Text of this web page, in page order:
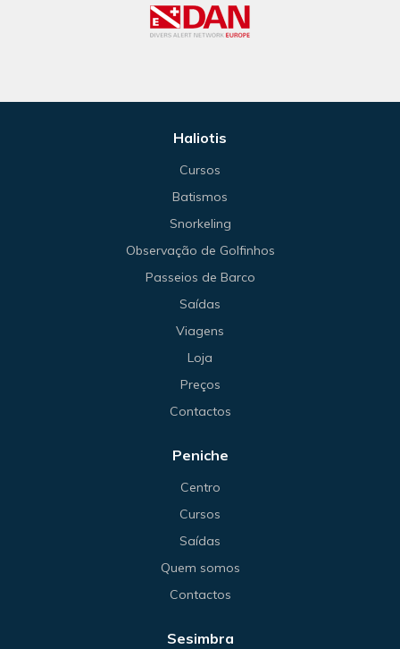
Haliotis
Cursos
Batismos
Snorkeling
Observação de Golfinhos
Passeios de Barco
Saídas
Viagens
Loja
Preços
Contactos
Peniche
Centro
Cursos
Saídas
Quem somos
Contactos
Sesimbra